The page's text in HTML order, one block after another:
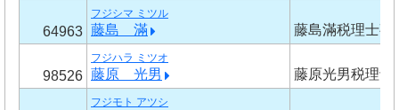
64963
フジシマ ミツル
藤島 滿 藤島滿税理士事
98526
フジハラ ミツオ
藤原 光男 藤原光男税理士
フジモト アツシ